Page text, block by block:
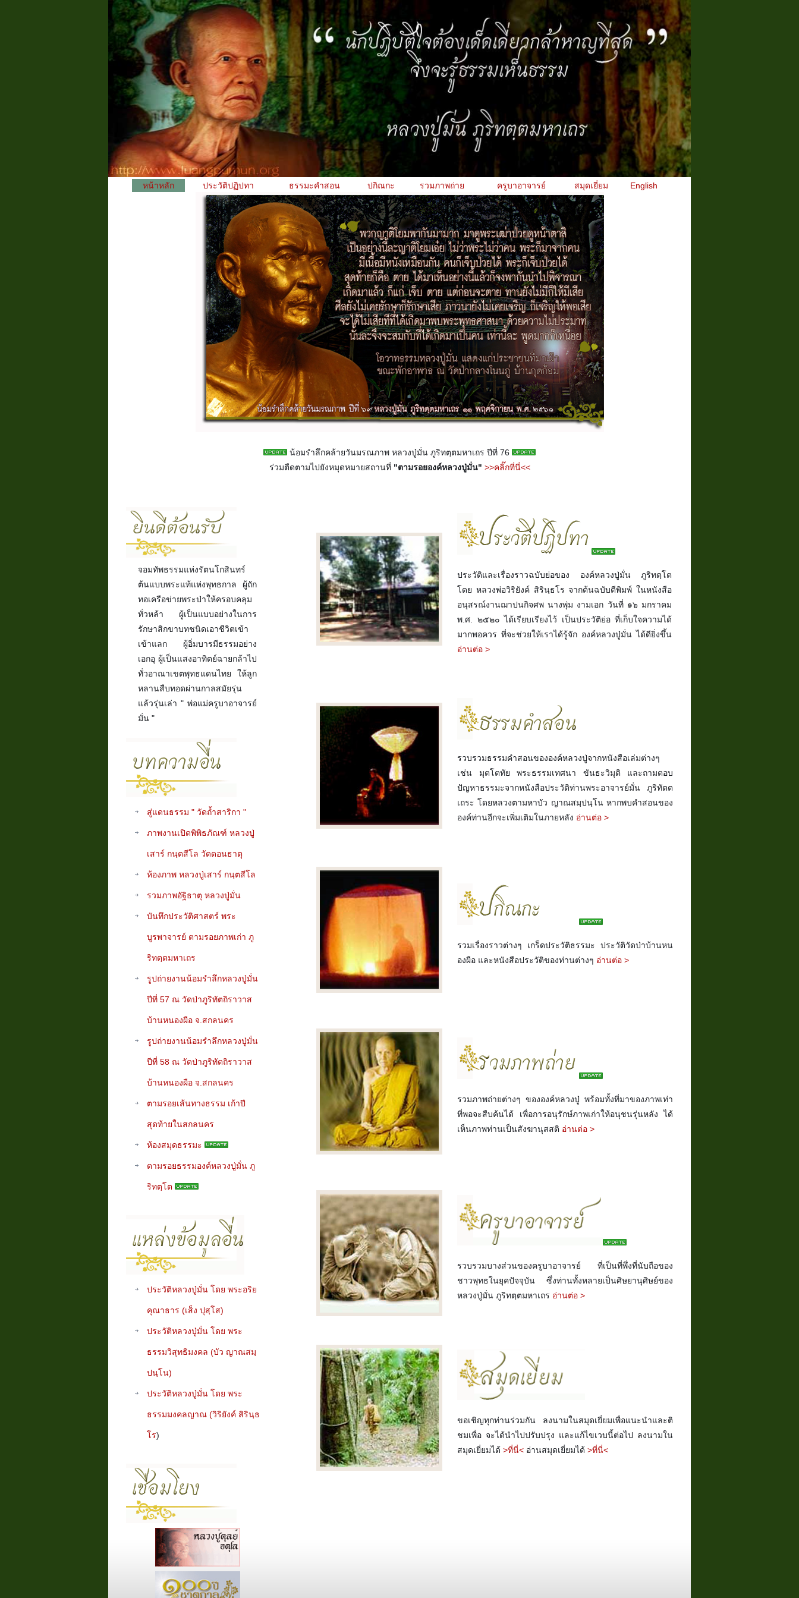
หน้าหลัก ประวัติปฏิปทา ธรรมะคำสอน ปกิณกะ รวมภาพถ่าย ครูบาอาจารย์ สมุดเยี่ยม English
น้อมรำลึกคล้ายวันมรณภาพ หลวงปู่มั่น ภูริทตฺตมหาเถร ปีที่ 76
ร่วมตืดตามไปยังหมุดหมายสถานที่ "ตามรอยองค์หลวงปู่มั่น" >>คลิ๊กที่นี่<<
ประวัติและเรื่องราวฉบับย่อของ องค์หลวงปู่มั่น ภูริทตฺโต
โดย หลวงพ่อวิริยังค์ สิรินฺธโร จากต้นฉบับตีพิมพ์ ในหนังสือ
อนุสรณ์งานฌาปนกิจศพ นางพุ่ม งามเอก วันที่ ๑๖ มกราคม
พ.ศ. ๒๕๒๐ ได้เรียบเรียงไว้ เป็นประวัติย่อ ที่เก็บใจความได้
มากพอควร ที่จะช่วยให้เราได้รู้จัก องค์หลวงปู่มั่น ได้ดียิ่งขึ้น
อ่านต่อ >
รวบรวมธรรมคำสอนขององค์หลวงปู่จากหนังสือเล่มต่างๆ
เช่น มุตโตทัย พระธรรมเทศนา ขันธะวิมุติ และถามตอบ
ปัญหาธรรมะจากหนังสือประวัติท่านพระอาจารย์มั่น ภูริทัตต
เถระ โดยหลวงตามหาบัว ญาณสมฺปนฺโน หากพบคำสอนของ
องค์ท่านอีกจะเพิ่มเติมในภายหลัง อ่านต่อ >
รวมเรื่องราวต่างๆ เกร็ดประวัติธรรมะ ประวัติวัดป่าบ้านหน
องผือ และหนังสือประวัติของท่านต่างๆ อ่านต่อ >
รวมภาพถ่ายต่างๆ ขององค์หลวงปู่ พร้อมทั้งที่มาของภาพเท่า
ที่พอจะสืบค้นได้ เพื่อการอนุรักษ์ภาพเก่าให้อนุชนรุ่นหลัง ได้
เห็นภาพท่านเป็นสังฆานุสสติ อ่านต่อ >
รวบรวมบางส่วนของครูบาอาจารย์ ที่เป็นที่พึ่งที่นับถือของ
ชาวพุทธในยุคปัจจุบัน ซึ่งท่านทั้งหลายเป็นศิษยานุศิษย์ของ
หลวงปู่มั่น ภูริทตฺตมหาเถร อ่านต่อ >
ขอเชิญทุกท่านร่วมกัน ลงนามในสมุดเยี่ยมเพื่อแนะนำและติ
ชมเพื่อ จะได้นำไปปรับปรุง และแก้ไขเวบนี้ต่อไป ลงนามใน
สมุดเยี่ยมได้ >ที่นี่< อ่านสมุดเยี่ยมได้ >ที่นี่<
จอมทัพธรรมแห่งรัตนโกสินทร์
ต้นแบบพระแท้แห่งพุทธกาล ผู้ถัก
ทอเครือข่ายพระป่าให้ครอบคลุม
ทั่วหล้า ผู้เป็นแบบอย่างในการ
รักษาสิกขาบทชนิดเอาชีวิตเข้า
เข้าแลก ผู้อิ่มบารมีธรรมอย่าง
เอกอุ ผู้เป็นแสงอาทิตย์ฉายกล้าไป
ทั่วอาณาเขตพุทธแดนไทย ให้ลูก
หลานสืบทอดผ่านกาลสมัยรุ่น
แล้วรุ่นเล่า " พ่อแม่ครูบาอาจารย์
มั่น "
สู่แดนธรรม " วัดถ้ำสาริกา "
ภาพงานเปิดพิพิธภัณฑ์ หลวงปู่
เสาร์ กนฺตสีโล วัดดอนธาตุ
ห้องภาพ หลวงปู่เสาร์ กนฺตสีโล
รวมภาพอัฐิธาตุ หลวงปู่มั่น
บันทึกประวัติศาสตร์ พระ
บูรพาจารย์ ตามรอยภาพเก่า ภู
ริทตฺตมหาเถร
รูปถ่ายงานน้อมรำลึกหลวงปู่มั่น
ปีที่ 57 ณ วัดป่าภูริทัตถิราวาส
บ้านหนองผือ จ.สกลนคร
รูปถ่ายงานน้อมรำลึกหลวงปู่มั่น
ปีที่ 58 ณ วัดป่าภูริทัตถิราวาส
บ้านหนองผือ จ.สกลนคร
ตามรอยเส้นทางธรรม เก้าปี
สุดท้ายในสกลนคร
ห้องสมุดธรรมะ
ตามรอยธรรมองค์หลวงปู่มั่น ภู
ริทตฺโต
ประวัติหลวงปู่มั่น โดย พระอริย
คุณาธาร (เส็ง ปุสฺโส)
ประวัติหลวงปู่มั่น โดย พระ
ธรรมวิสุทธิมงคล (บัว ญาณสมฺ
ปนฺโน)
ประวัติหลวงปู่มั่น โดย พระ
ธรรมมงคลญาณ (วิริยังค์ สิรินฺธ
โร)